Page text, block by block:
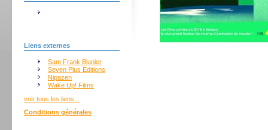
Liens externes
Sam Frank Blunier
Seven Plus Editions
Nipazen
Wake Up! Films
voir tous les liens...
Conditions générales